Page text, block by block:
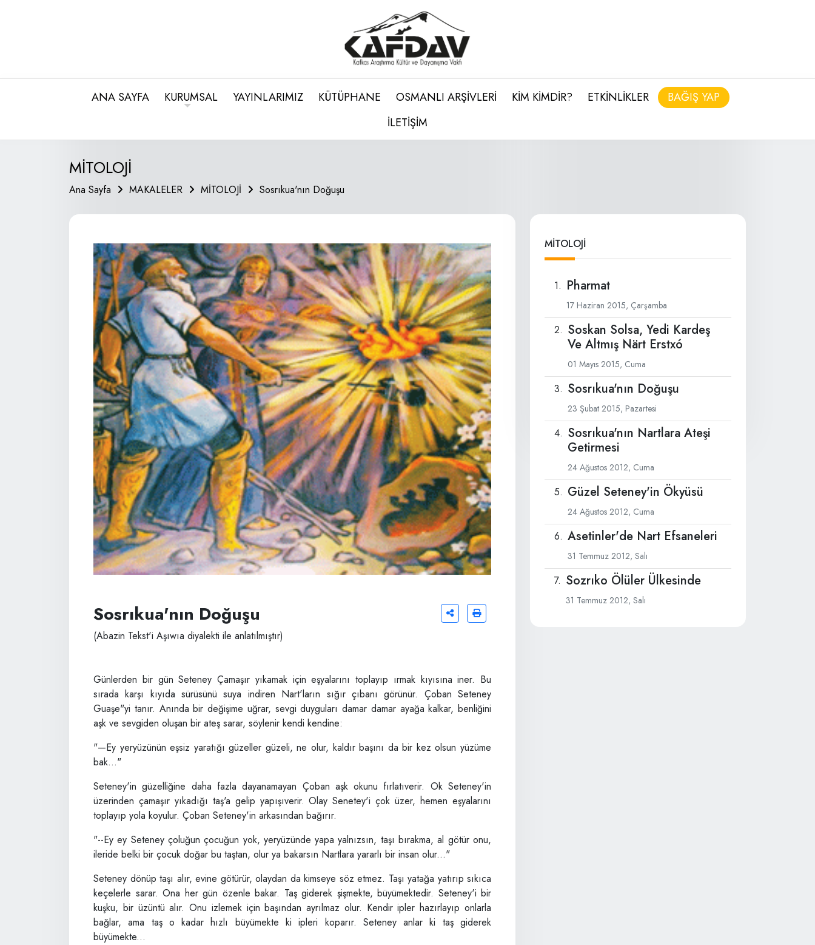
ANA SAYFA KURUMSAL YAYINLARIMIZ KÜTÜPHANE OSMANLI ARŞİVLERİ KİM KİMDİR? ETKİNLİKLER
BAĞIŞ YAP
İLETİŞİM
MİTOLOJİ
Ana Sayfa MAKALELER MİTOLOJİ Sosrıkua'nın Doğuşu
Sosrıkua'nın Doğuşu
(Abazin Tekst'i Aşıwıa diyalekti ile anlatılmıştır)
Günlerden bir gün Seteney Çamaşır yıkamak için eşyalarını toplayıp ırmak kıyısına iner. Bu
sırada karşı kıyıda sürüsünü suya indiren Nart'ların sığır çıbanı görünür. Çoban Seteney
Guaşe"yi tanır. Anında bir değişime uğrar, sevgi duyguları damar damar ayağa kalkar, benliğini
aşk ve sevgiden oluşan bir ateş sarar, söylenir kendi kendine:
"—Ey yeryüzünün eşsiz yaratığı güzeller güzeli, ne olur, kaldır başını da bir kez olsun yüzüme
bak..."
Seteney'in güzelliğine daha fazla dayanamayan Çoban aşk okunu fırlatıverir. Ok Seteney'in
üzerinden çamaşır yıkadığı taş'a gelip yapışıverir. Olay Senetey'i çok üzer, hemen eşyalarını
toplayıp yola koyulur. Çoban Seteney'in arkasından bağırır.
"--Ey ey Seteney çoluğun çocuğun yok, yeryüzünde yapa yalnızsın, taşı bırakma, al götür onu,
ileride belki bir çocuk doğar bu taştan, olur ya bakarsın Nartlara yararlı bir insan olur..."
Seteney dönüp taşı alır, evine götürür, olaydan da kimseye söz etmez. Taşı yatağa yatırıp sıkıca
keçelerle sarar. Ona her gün özenle bakar. Taş giderek şişmekte, büyümektedir. Seteney'i bir
kuşku, bir üzüntü alır. Onu izlemek için başından ayrılmaz olur. Kendir ipler hazırlayıp onlarla
bağlar, ama taş o kadar hızlı büyümekte ki ipleri koparır. Seteney anlar ki taş giderek
büyümekte...
MİTOLOJİ
Pharmat
17 Haziran 2015, Çarşamba
Soskan Solsa, Yedi Kardeş
Ve Altmış Närt Erstxó
01 Mayıs 2015, Cuma
Sosrıkua'nın Doğuşu
23 Şubat 2015, Pazartesi
Sosrıkua'nın Nartlara Ateşi
Getirmesi
24 Ağustos 2012, Cuma
Güzel Seteney'in Ökyüsü
24 Ağustos 2012, Cuma
Asetinler'de Nart Efsaneleri
31 Temmuz 2012, Salı
Sozrıko Ölüler Ülkesinde
31 Temmuz 2012, Salı